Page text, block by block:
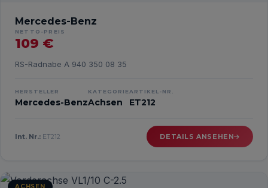
Mercedes-Benz
NETTO-PREIS
109 €
RS-Radnabe A 940 350 08 35
HERSTELLER
Mercedes-Benz
KATEGORIE
Achsen
ARTIKEL-NR.
ET212
Int. Nr.: ET212 DETAILS ANSEHEN
ACHSEN